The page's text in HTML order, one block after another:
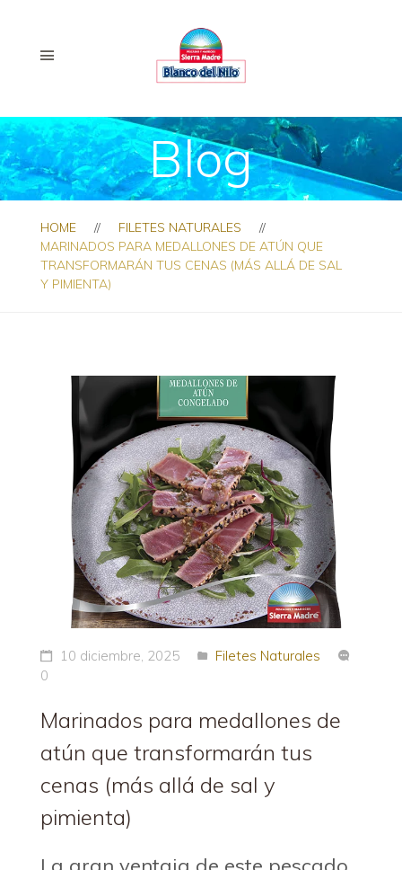
Blog
HOME
FILETES NATURALES
MARINADOS PARA MEDALLONES DE ATÚN QUE
TRANSFORMARÁN TUS CENAS (MÁS ALLÁ DE SAL
Y PIMIENTA)
10 diciembre, 2025
Filetes Naturales
0
Marinados para medallones de
atún que transformarán tus
cenas (más allá de sal y
pimienta)